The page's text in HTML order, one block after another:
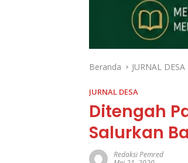
Beranda JURNAL DESA
JURNAL DESA
Ditengah
Salurkan
Redaksi Pemred